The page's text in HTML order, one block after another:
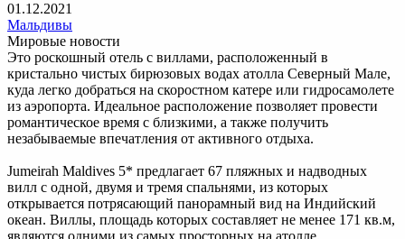
01.12.2021
Мальдивы
Мировые новости
Это роскошный отель с виллами, расположенный в
кристально чистых бирюзовых водах атолла Северный Мале,
куда легко добраться на скоростном катере или гидросамолете
из аэропорта. Идеальное расположение позволяет провести
романтическое время с близкими, а также получить
незабываемые впечатления от активного отдыха.
Jumeirah Maldives 5* предлагает 67 пляжных и надводных
вилл с одной, двумя и тремя спальнями, из которых
открывается потрясающий панорамный вид на Индийский
океан. Виллы, площадь которых составляет не менее 171 кв.м,